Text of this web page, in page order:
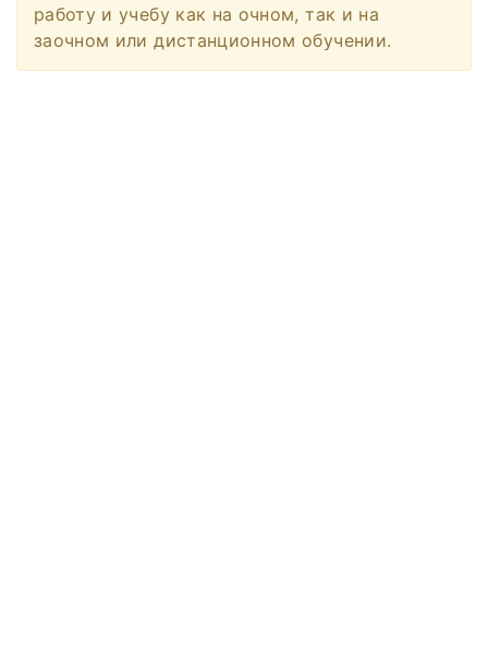
работу и учебу как на очном, так и на
заочном или дистанционном обучении.